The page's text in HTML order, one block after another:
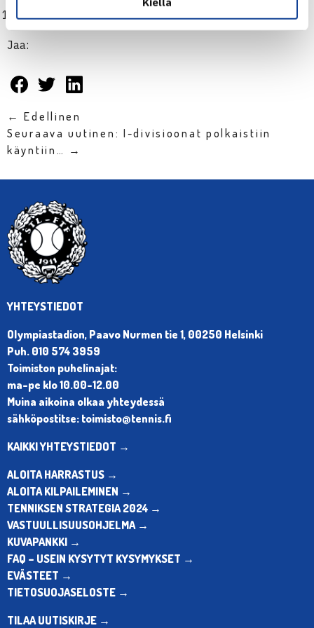
Ella Leivo, Tampereen Tennisseura
Jaa:
← Edellinen
Seuraava uutinen: I-divisioonat polkaistiin
käyntiin… →
YHTEYSTIEDOT
Olympiastadion, Paavo Nurmen tie 1, 00250 Helsinki
Puh. 010 574 3959
Toimiston puhelinajat:
ma-pe klo 10.00-12.00
Muina aikoina olkaa yhteydessä
sähköpostitse: toimisto@tennis.fi
KAIKKI YHTEYSTIEDOT →
ALOITA HARRASTUS →
ALOITA KILPAILEMINEN →
TENNIKSEN STRATEGIA 2024 →
VASTUULLISUUSOHJELMA →
KUVAPANKKI →
FAQ – USEIN KYSYTYT KYSYMYKSET →
EVÄSTEET →
TIETOSUOJASELOSTE →
TILAA UUTISKIRJE →